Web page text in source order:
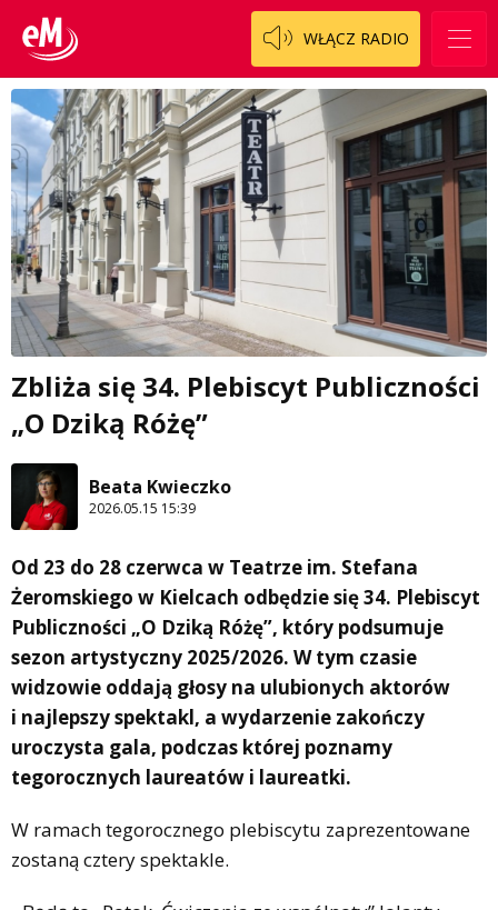
WŁĄCZ RADIO
Zbliża się 34. Plebiscyt Publiczności
„O Dziką Różę”
Beata Kwieczko
2026.05.15 15:39
Od 23 do 28 czerwca w Teatrze im. Stefana
Żeromskiego w Kielcach odbędzie się 34. Plebiscyt
Publiczności „O Dziką Różę”, który podsumuje
sezon artystyczny 2025/2026. W tym czasie
widzowie oddają głosy na ulubionych aktorów
i najlepszy spektakl, a wydarzenie zakończy
uroczysta gala, podczas której poznamy
tegorocznych laureatów i laureatki.
W ramach tegorocznego plebiscytu zaprezentowane
zostaną cztery spektakle.